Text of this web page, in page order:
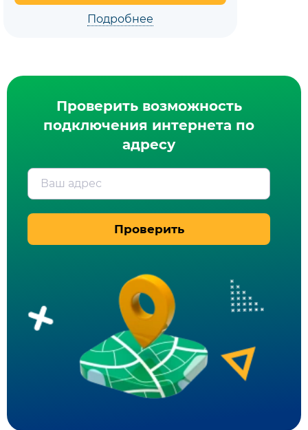
Подробнее
Проверить возможность
подключения интернета по
адресу
Ваш адрес
Проверить